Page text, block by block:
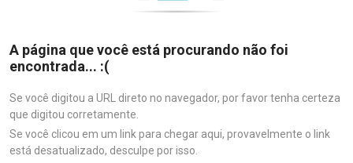
A página que você está procurando não foi
encontrada... :(
Se você digitou a URL direto no navegador, por favor tenha certeza
que digitou corretamente.
Se você clicou em um link para chegar aqui, provavelmente o link
está desatualizado, desculpe por isso.